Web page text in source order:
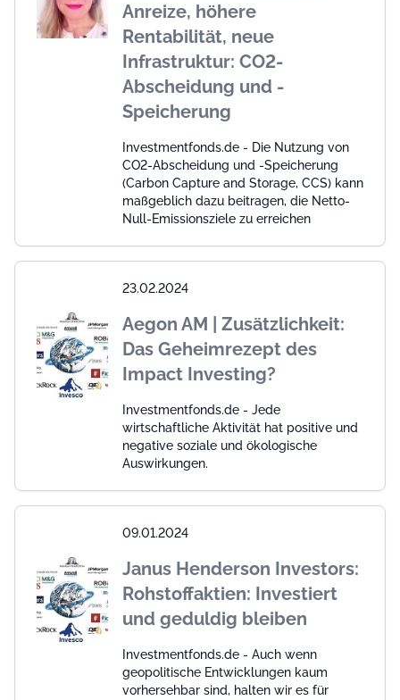
Anreize, höhere
Rentabilität, neue
Infrastruktur: CO2-
Abscheidung und -
Speicherung
Investmentfonds.de - Die Nutzung von
CO2-Abscheidung und -Speicherung
(Carbon Capture and Storage, CCS) kann
maßgeblich dazu beitragen, die Netto-
Null-Emissionsziele zu erreichen
23.02.2024
Aegon AM | Zusätzlichkeit:
Das Geheimrezept des
Impact Investing?
Investmentfonds.de - Jede
wirtschaftliche Aktivität hat positive und
negative soziale und ökologische
Auswirkungen.
09.01.2024
Janus Henderson Investors:
Rohstoffaktien: Investiert
und geduldig bleiben
Investmentfonds.de - Auch wenn
geopolitische Entwicklungen kaum
vorhersehbar sind, halten wir es für